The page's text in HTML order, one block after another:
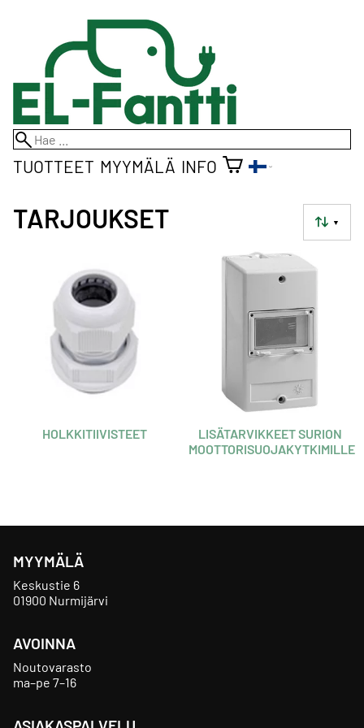
TUOTTEET MYYMÄLÄ INFO
▼
TARJOUKSET
HOLKKITIIVISTEET
LISÄTARVIKKEET SURION
MOOTTORISUOJAKYTKIMILLE
MYYMÄLÄ
Keskustie 6
01900 Nurmijärvi
AVOINNA
Noutovarasto
ma–pe 7–16